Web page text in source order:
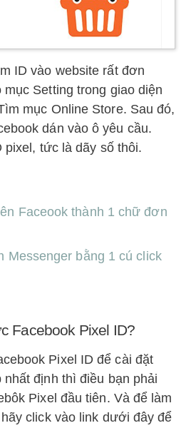
ID vào website rất đơn
Setting trong giao diện
mục Online Store. Sau đó,
dán vào ô yêu cầu.
pixel, tức là dãy số thôi.
Faceook thành 1 chữ đơn
Messenger bằng 1 cú click
Facebook Pixel ID?
Pixel ID để cài đặt
định thì điều bạn phải
Pixel đầu tiên. Và để làm
click vào link dưới đây để